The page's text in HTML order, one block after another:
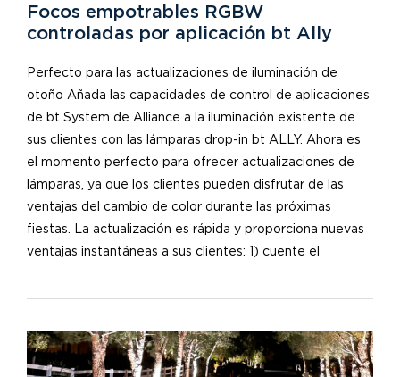
Focos empotrables RGBW
controladas por aplicación bt Ally
Perfecto para las actualizaciones de iluminación de
otoño Añada las capacidades de control de aplicaciones
de bt System de Alliance a la iluminación existente de
sus clientes con las lámparas drop-in bt ALLY. Ahora es
el momento perfecto para ofrecer actualizaciones de
lámparas, ya que los clientes pueden disfrutar de las
ventajas del cambio de color durante las próximas
fiestas. La actualización es rápida y proporciona nuevas
ventajas instantáneas a sus clientes: 1) cuente el